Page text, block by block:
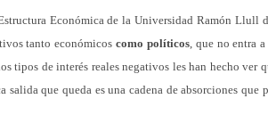
Económica de la Universidad Ramón Llull
tanto económicoscomo políticos, que no entra
tipos de interés reales negativos les han hecho ver
salida que queda es una cadena de absorciones que